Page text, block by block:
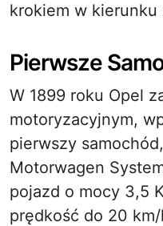
krokiem w kierunku
Pierwsze
W 1899 roku Opel
motoryzacyjnym,
pierwszy
Motorwagen
pojazd o mocy 3,5
prędkość do 20